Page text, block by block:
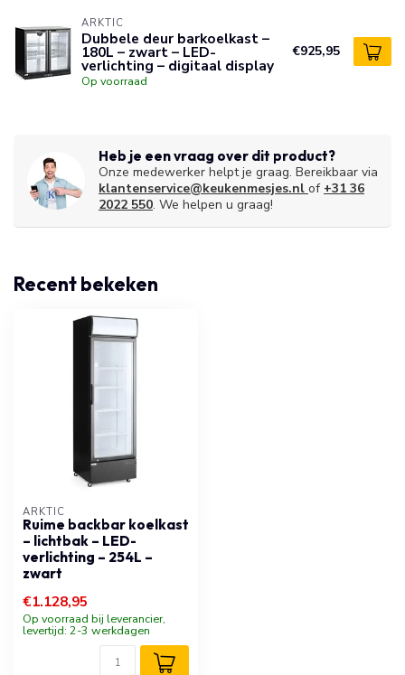
ARKTIC
Dubbele deur barkoelkast –
180L – zwart – LED-
verlichting – digitaal display
Op voorraad
€925,95
Heb je een vraag over dit product?
Onze medewerker helpt je graag. Bereikbaar via
klantenservice@keukenmesjes.nl of +31 36
2022 550. We helpen u graag!
Recent bekeken
ARKTIC
Ruime backbar koelkast
– lichtbak – LED-
verlichting – 254L –
zwart
€1.128,95
Op voorraad bij leverancier,
levertijd: 2-3 werkdagen